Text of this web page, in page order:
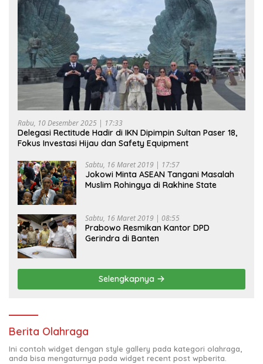
Rabu, 10 Desember 2025 | 17:33
Delegasi Rectitude Hadir di IKN Dipimpin Sultan Paser 18,
Fokus Investasi Hijau dan Safety Equipment
Sabtu, 16 Maret 2019 | 17:57
Jokowi Minta ASEAN Tangani Masalah
Muslim Rohingya di Rakhine State
Sabtu, 16 Maret 2019 | 08:55
Prabowo Resmikan Kantor DPD
Gerindra di Banten
Selengkapnya
Berita Olahraga
Ini contoh widget dengan style gallery pada kategori olahraga,
anda bisa mengaturnya pada widget recent post wpberita.